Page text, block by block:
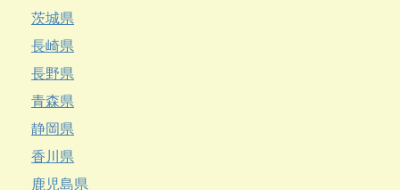
茨城県
長崎県
長野県
青森県
静岡県
香川県
鹿児島県